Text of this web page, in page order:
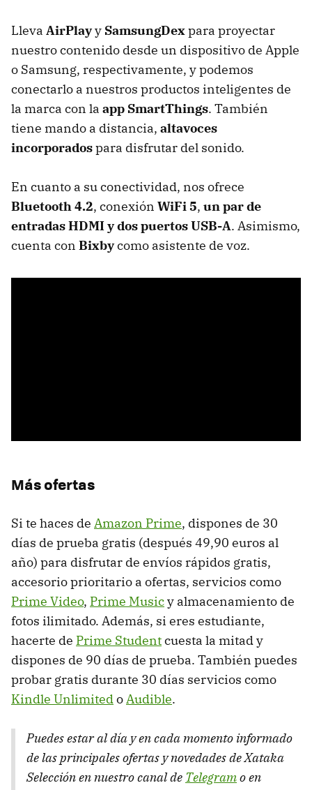
Lleva AirPlayy SamsungDexpara proyectar
nuestro contenido desde un dispositivo de Apple
o Samsung, respectivamente, y podemos
conectarlo a nuestros productos inteligentes de
la marca con la app SmartThings. También
tiene mando a distancia, altavoces
incorporadospara disfrutar del sonido.
En cuanto a su conectividad, nos ofrece
Bluetooth 4.2, conexión WiFi 5, un par de
entradas HDMI y dos puertos USB-A. Asimismo,
cuenta con Bixbycomo asistente de voz.
Más ofertas
Si te haces de Amazon Prime, dispones de 30
días de prueba gratis (después 49,90 euros al
año) para disfrutar de envíos rápidos gratis,
accesorio prioritario a ofertas, servicios como
Prime Video, Prime Musicy almacenamiento de
fotos ilimitado. Además, si eres estudiante,
hacerte de Prime Studentcuesta la mitad y
dispones de 90 días de prueba. También puedes
probar gratis durante 30 días servicios como
Kindle UnlimitedoAudible.
Puedes estar al día y en cada momento informado
de las principales ofertas y novedades de Xataka
Selección en nuestro canal de Telegramo en